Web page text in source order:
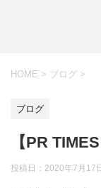
HOME > ブログ >
ブログ
【PR
投稿日： 2020年7月17